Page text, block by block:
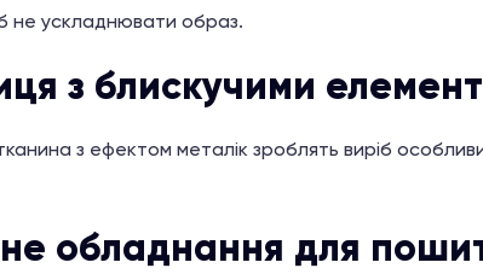
не ускладнювати образ.
з блискучими
з ефектом металік зроблять виріб
обладнання для